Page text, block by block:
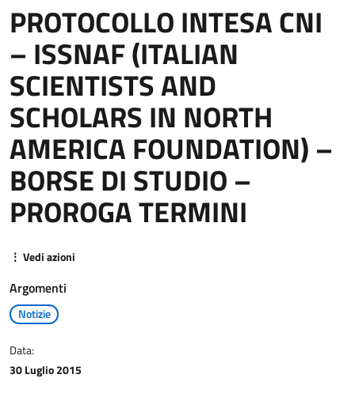
PROFESSIONE
AGGIORNAMENTO PROFESSIONALE
PROTOCOLLO INTESA CNI
– ISSNAF (ITALIAN
SCIENTISTS AND
SCHOLARS IN NORTH
AMERICA FOUNDATION) –
BORSE DI STUDIO –
PROROGA TERMINI
⋮ Vedi azioni
Argomenti
Notizie
Data:
30 Luglio 2015